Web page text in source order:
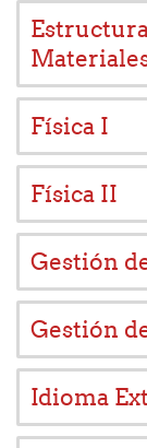
Física I
Física II
Gestión
Gestión
Idioma